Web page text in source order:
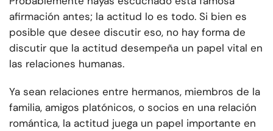
afirmación antes; la actitud lo es todo. Si bien es
posible que desee discutir eso, no hay forma de
discutir que la actitud desempeña un papel vital en
las relaciones humanas.
Ya sean relaciones entre hermanos, miembros de la
familia, amigos platónicos, o socios en una relación
romántica, la actitud juega un papel importante en